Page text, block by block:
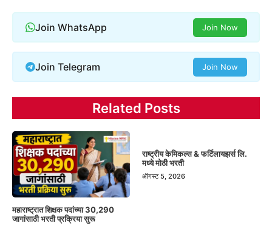
Join WhatsApp Join Now
Join Telegram Join Now
Related Posts
महाराष्ट्रात शिक्षक पदांच्या 30,290
जागांसाठी भरती प्रक्रिया सुरू
राष्ट्रीय केमिकल्स & फर्टिलायझर्स लि.
मध्ये मोठी भरती
ऑगस्ट 5, 2026